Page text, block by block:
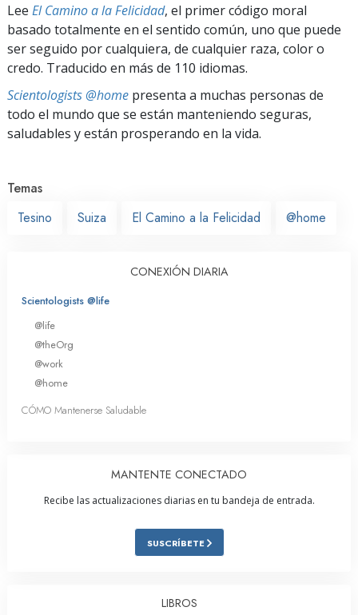
Lee El Camino a la Felicidad, el primer código moral
basado totalmente en el sentido común, uno que puede
ser seguido por cualquiera, de cualquier raza, color o
credo. Traducido en más de 110 idiomas.
Scientologists @home presenta a muchas personas de
todo el mundo que se están manteniendo seguras,
saludables y están prosperando en la vida.
Temas
Tesino
Suiza El Camino a la Felicidad @home
CONEXIÓN DIARIA
Scientologists @life
@life
@theOrg
@work
@home
CÓMO Mantenerse Saludable
MANTENTE CONECTADO
Recibe las actualizaciones diarias en tu bandeja de entrada.
SUSCRÍBETE
LIBROS